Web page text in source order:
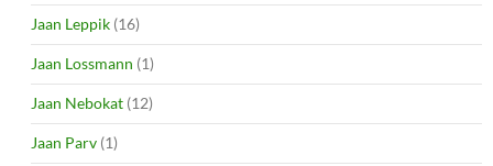
Jaan Leppik (16)
Jaan Lossmann (1)
Jaan Nebokat (12)
Jaan Parv (1)